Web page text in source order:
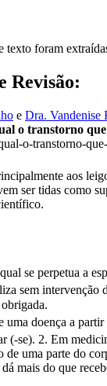
texto foram
Revisão:
e Dra. Vandenise
o transtorno
o-transtorno-
aos
ser tidas como
se perpetua a
sem intervenção
uma doença a partir
(-se). 2. Em
de uma parte do
mais do que